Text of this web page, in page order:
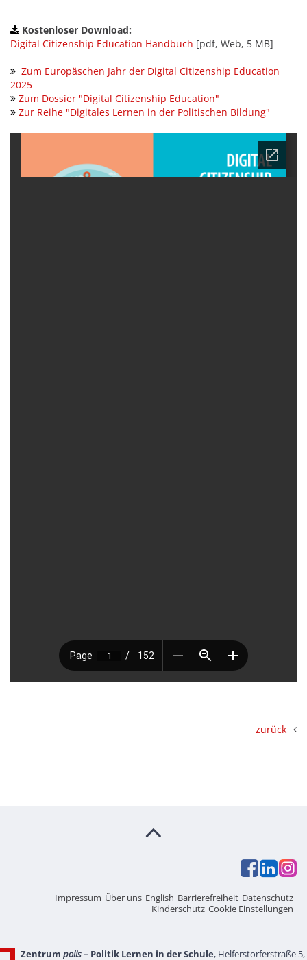
Kostenloser Download:
Digital Citizenship Education Handbuch [pdf, Web, 5 MB]
Zum Europäschen Jahr der Digital Citizenship Education
2025
Zum Dossier "Digital Citizenship Education"
Zur Reihe "Digitales Lernen in der Politischen Bildung"
zurück
Impressum Über uns English Barrierefreiheit Datenschutz
Kinderschutz Cookie Einstellungen
Zentrum polis– Politik Lernen in der Schule, Helferstorferstraße 5,